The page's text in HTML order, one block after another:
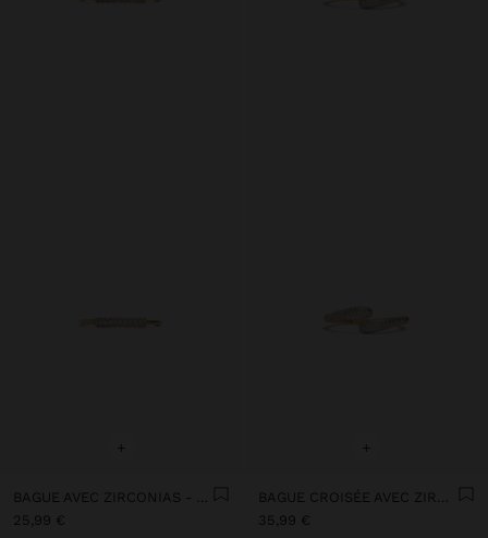
+
BAGUE AVEC ZIRCONIAS - ARGENT STERLING 925
25,99 €
+
BAGUE CROISÉE AVEC ZIRCONIAS - ARGENT STERLING 925
35,99 €